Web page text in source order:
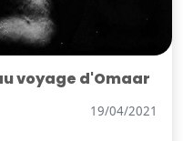
voyage d'Omaar
19/04/2021